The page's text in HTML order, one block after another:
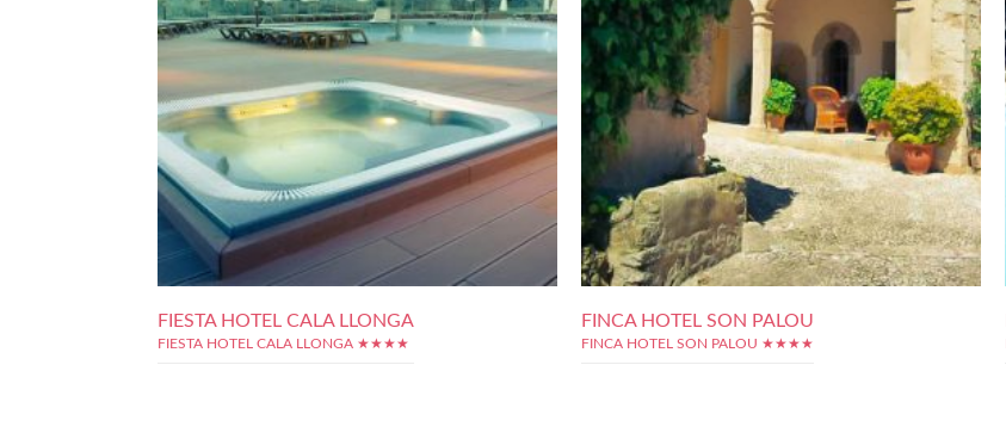
FIESTA HOTEL CALA LLONGA
FIESTA HOTEL CALA LLONGA ★★★★
FINCA HOTEL SON PALOU
FINCA HOTEL SON PALOU ★★★★